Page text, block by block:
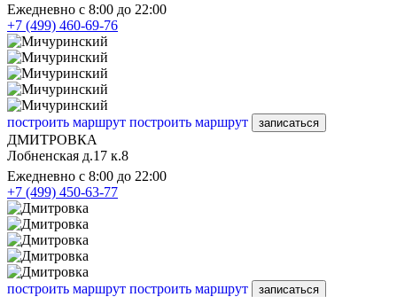
Ежедневно с 8:00 до 22:00
+7 (499) 460-69-76
построить маршрут построить маршрут записаться
ДМИТРОВКА
Лобненская д.17 к.8
Ежедневно с 8:00 до 22:00
+7 (499) 450-63-77
построить маршрут построить маршрут записаться